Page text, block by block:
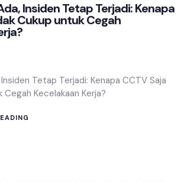
Insiden Tetap Terjadi: Kenapa
Cukup untuk Cegah
Tetap Terjadi: Kenapa CCTV Saja
Cegah Kecelakaan Kerja?